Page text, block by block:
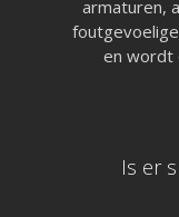
armaturen,
en wordt
Is er